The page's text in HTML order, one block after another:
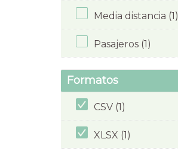
Media distancia (1)
Pasajeros (1)
Formatos
CSV (1)
XLSX (1)